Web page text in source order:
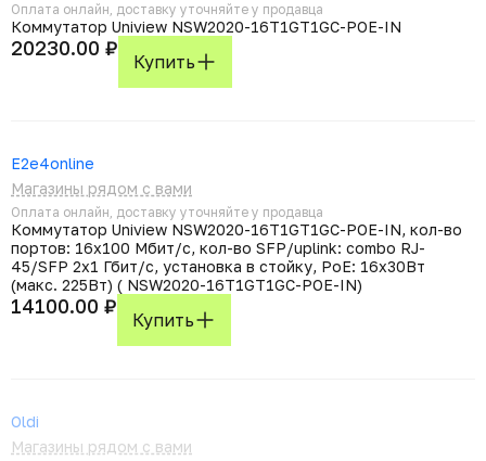
Оплата онлайн, доставку уточняйте у продавца
Коммутатор Uniview NSW2020-16T1GT1GC-POE-IN
20230.00 ₽
Купить
E2e4online
Магазины рядом с вами
Оплата онлайн, доставку уточняйте у продавца
Коммутатор Uniview NSW2020-16T1GT1GC-POE-IN, кол-во
портов: 16x100 Мбит/с, кол-во SFP/uplink: combo RJ-
45/SFP 2x1 Гбит/с, установка в стойку, PoE: 16x30Вт
(макс. 225Вт) ( NSW2020-16T1GT1GC-POE-IN)
14100.00 ₽
Купить
Oldi
Магазины рядом с вами